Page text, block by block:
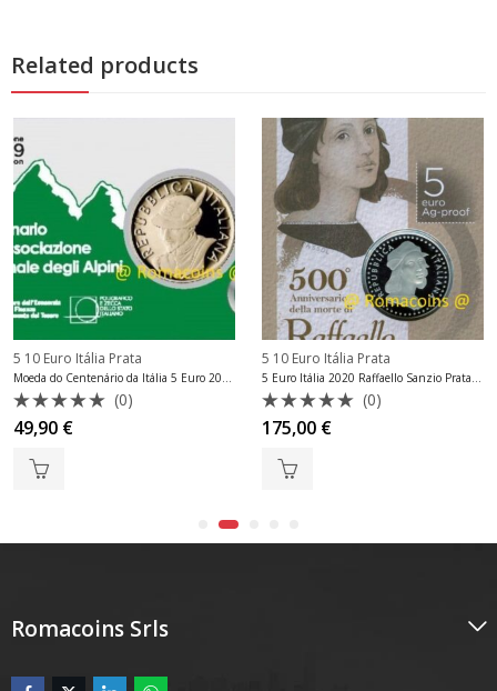
Related products
5 10 Euro Itália Prata
Moeda do Centenário da Itália 5 Euro 2019 Associação Alpini
Avaliação
0
de
(0)
49,90 €
5 10 Euro Itália Prata
5 Euro Itália 2020 Raffaello Sanzio Prata Proof
Avaliação
0
de
(0)
175,00 €
Romacoins Srls